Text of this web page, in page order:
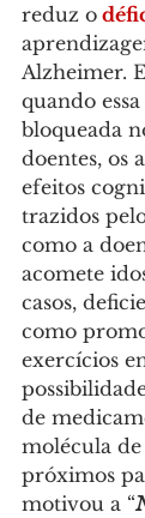
reduz o
Alzheimer.
quando
bloqueada
doentes, os
efeitos
trazidos
como a
acomete
casos,
como
exercícios
de
molécula
próximos
motivou a “